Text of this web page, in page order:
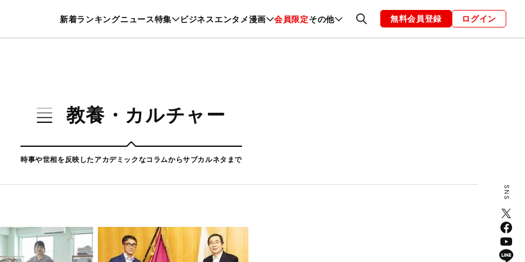
新着ランキングニュース特集 ビジネスエンタメ漫画 会員限定その他
暮らし スポーツ ヘルスケア 美容 グルメ ファッション 恋愛・結婚 編集部 お知らせ
無料会員登録 ログイン
教養・カルチャー
時事や世相を反映したアカデミックなコラムからサブカルネタまで